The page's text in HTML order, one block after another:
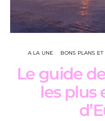
A LA UNE BONS PLANS ET
Le guide
les plus